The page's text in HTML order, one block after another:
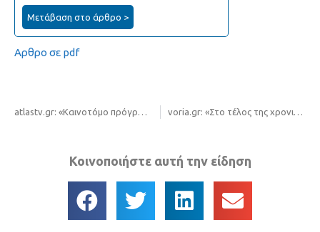
Μετάβαση στο άρθρο >
Αρθρο σε pdf
atlastv.gr: «Καινοτόμο πρόγραμμα του ΦΟΔΣΑ για τα δεδομένα των στερεών αποβλήτων της Κ.Μακεδονίας» voria.gr: «Στο τέλος της χρονιάς ανάδοχος στις ΜΑΑ Μαυροράχης και Αγ. Αντωνίου»
Κοινοποιήστε αυτή την είδηση